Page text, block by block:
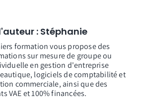
: Stéphanie
formation vous propose des
sur mesure de groupe ou
en gestion d'entreprise
logiciels de comptabilité et
commerciale, ainsi que des
VAE et 100% financées.